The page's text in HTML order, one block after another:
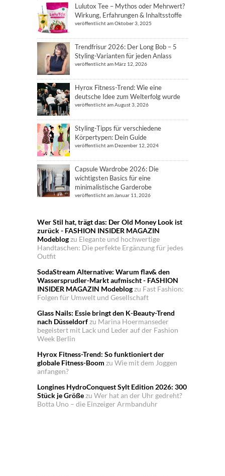
Lulutox Tee – Mythos oder Mehrwert?
Wirkung, Erfahrungen & Inhaltsstoffe
veröffentlicht am Oktober 3, 2025
Trendfrisur 2026: Der Long Bob – 5
Styling-Varianten für jeden Anlass
veröffentlicht am März 12, 2026
Hyrox Fitness-Trend: Wie eine
deutsche Idee zum Welterfolg wurde
veröffentlicht am August 3, 2026
Styling-Tipps für verschiedene
Körpertypen: Dein Guide
veröffentlicht am Dezember 12, 2024
Capsule Wardrobe 2026: Die
wichtigsten Basics für eine
minimalistische Garderobe
veröffentlicht am Januar 11, 2026
Wer Stil hat, trägt das: Der Old Money Look ist
zurück - FASHION INSIDER MAGAZIN
Modeblogzu Elegante und hochwertige
Handtaschen: Die perfekte Ergänzung für jedes
Outfit
SodaStream Alternative: Warum flav& den
Wassersprudler-Markt aufmischt - FASHION
INSIDER MAGAZIN Modeblogzu Fast Fashion:
Folgen für Umwelt und Gesellschaft
Glass Nails: Essie bringt den K-Beauty-Trend
nach Düsseldorfzu Marina Hoermanseder
begeistert mit Lack und Leder auf der Fashion
Week Berlin
Hyrox Fitness-Trend: So funktioniert der
globale Fitness-Boom zu Wie mit dem Joggen
anfangen?
Longines HydroConquest Sylt Edition 2026: 300
Stück je Größezu Wer hat an der Uhr gedreht?
Botta Uno – die Einzeiger Armbanduhr